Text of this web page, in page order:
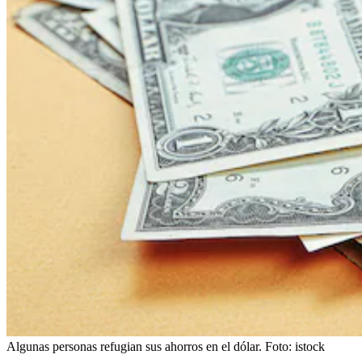
Algunas personas refugian sus ahorros en el dólar. Foto: istock